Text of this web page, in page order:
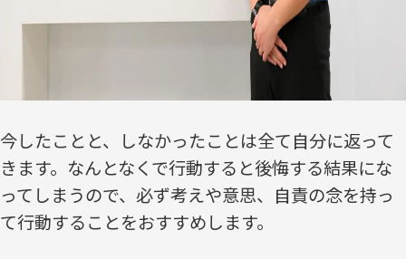
今したことと、しなかったことは全て自分に返って
きます。なんとなくで行動すると後悔する結果にな
ってしまうので、必ず考えや意思、自責の念を持っ
て行動することをおすすめします。